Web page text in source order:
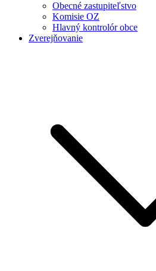
Obecné zastupiteľstvo
Komisie OZ
Hlavný kontrolór obce
Zverejňovanie